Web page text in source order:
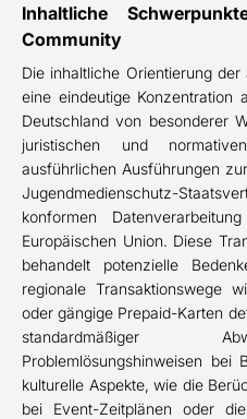
Inhaltliche
Community
Die inhaltliche Orientierung
eine eindeutige
Deutschland von besonderer
juristischen und
ausführlichen Ausführungen
Jugendmedienschutz-
konformen
Europäischen Union. Diese
behandelt potenzielle
regionale Transaktionswege
oder gängige Prepaid-Karten
standardmäßiger
Problemlösungshinweisen bei
kulturelle Aspekte, wie die
bei Event-Zeitplänen oder